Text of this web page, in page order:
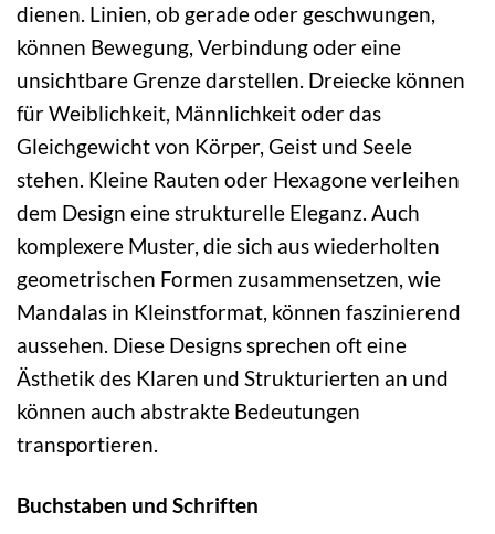
dienen. Linien, ob gerade oder geschwungen,
können Bewegung, Verbindung oder eine
unsichtbare Grenze darstellen. Dreiecke können
für Weiblichkeit, Männlichkeit oder das
Gleichgewicht von Körper, Geist und Seele
stehen. Kleine Rauten oder Hexagone verleihen
dem Design eine strukturelle Eleganz. Auch
komplexere Muster, die sich aus wiederholten
geometrischen Formen zusammensetzen, wie
Mandalas in Kleinstformat, können faszinierend
aussehen. Diese Designs sprechen oft eine
Ästhetik des Klaren und Strukturierten an und
können auch abstrakte Bedeutungen
transportieren.
Buchstaben und Schriften